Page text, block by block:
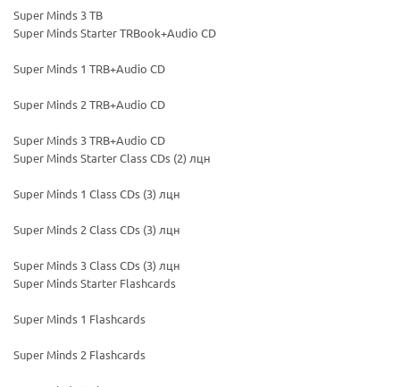
Super Minds 3 TB
Super Minds Starter TRBook+Audio CD
Super Minds 1 TRB+Audio CD
Super Minds 2 TRB+Audio CD
Super Minds 3 TRB+Audio CD
Super Minds Starter Class CDs (2) лцн
Super Minds 1 Class CDs (3) лцн
Super Minds 2 Class CDs (3) лцн
Super Minds 3 Class CDs (3) лцн
Super Minds Starter Flashcards
Super Minds 1 Flashcards
Super Minds 2 Flashcards